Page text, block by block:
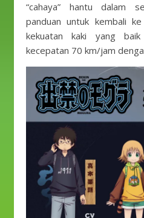
“cahaya” hantu dalam
panduan untuk kembali
kekuatan kaki yang
kecepatan 70 km/jam